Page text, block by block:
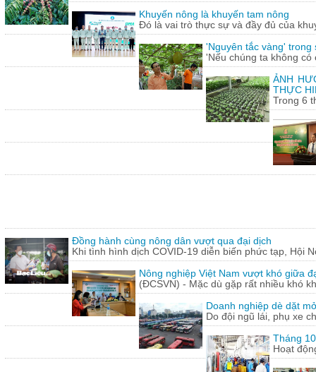
Khuyến nông là khuyến tam nông
Đó là vai trò thực sự và đầy đủ của
'Nguyên tắc vàng' trong
'Nếu chúng ta không
ẢNH
THỰC
Trong 6
Đồng hành cùng nông dân vượt qua đại dịch
Khi tình hình dịch COVID-19 diễn biến phức tạp, Hội
Nông nghiệp Việt Nam vượt khó giữa
(ĐCSVN) - Mặc dù gặp rất nhiều khó
Doanh nghiệp dè dặt
Do đội ngũ lái, phụ xe
Tháng
Hoạt